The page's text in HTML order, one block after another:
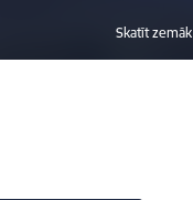
Skatīt zemāk